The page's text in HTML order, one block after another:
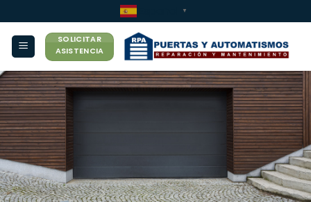
al
contenido
▼
SOLICITAR
ASISTENCIA